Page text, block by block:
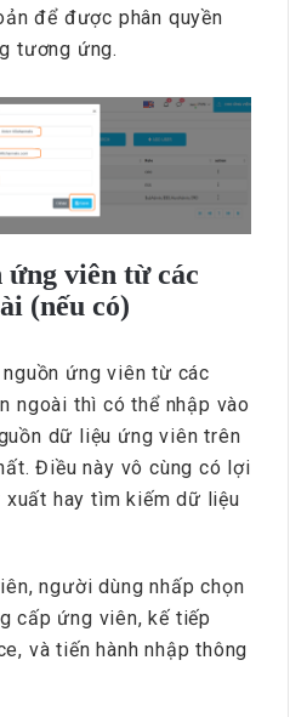
để được phân quyền
tương ứng.
ứng viên từ các
(nếu có)
ứng viên từ các
ngoài thì có thể nhập vào
dữ liệu ứng viên trên
Điều này vô cùng có lợi
xuất hay tìm kiếm dữ liệu
người dùng nhấp chọn
cấp ứng viên, kế tiếp
và tiến hành nhập thông